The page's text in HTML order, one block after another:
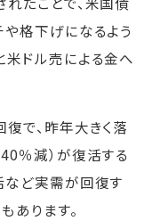
や格下げになるよう
米ドル売による金へ
で、昨年大きく落
％減）が復活する
など実需が回復す
あります。